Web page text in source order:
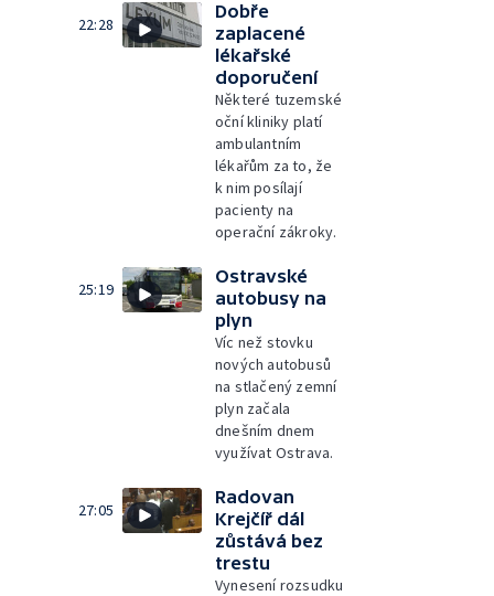
22:28
Dobře
zaplacené
lékařské
doporučení
Některé tuzemské
oční kliniky platí
ambulantním
lékařům za to, že
k nim posílají
pacienty na
operační zákroky.
25:19
Ostravské
autobusy na
plyn
Víc než stovku
nových autobusů
na stlačený zemní
plyn začala
dnešním dnem
využívat Ostrava.
27:05
Radovan
Krejčíř dál
zůstává bez
trestu
Vynesení rozsudku